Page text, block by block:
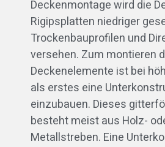
Deckenmontage wird die
Rigipsplatten niedriger
Trockenbauprofilen und
versehen. Zum montieren
Deckenelemente ist bei
als erstes eine
einzubauen. Dieses
besteht meist aus Holz-
Metallstreben. Eine